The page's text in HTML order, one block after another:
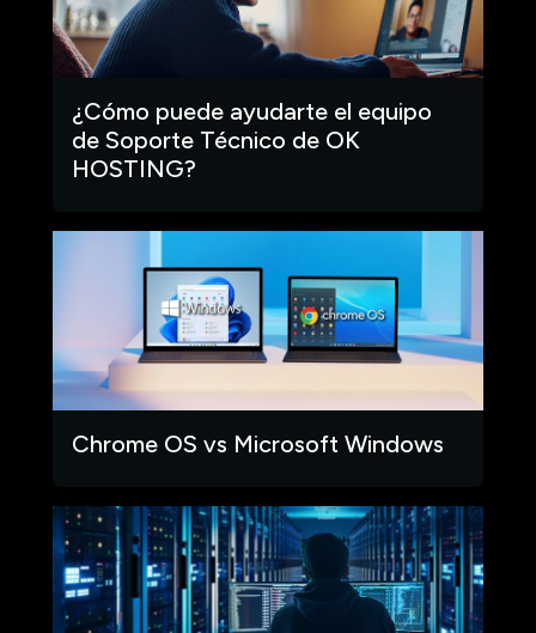
¿Cómo puede ayudarte el equipo
de Soporte Técnico de OK
HOSTING?
Chrome OS vs Microsoft Windows